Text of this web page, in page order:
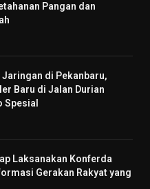
Pangan dan
Jaringan di Pekanbaru,
Baru di Jalan Durian
Spesial
Laksanakan Konferda
Gerakan Rakyat yang